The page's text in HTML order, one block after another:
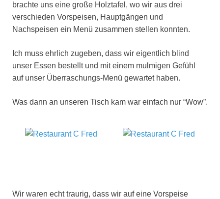
brachte uns eine große Holztafel, wo wir aus drei
verschieden Vorspeisen, Hauptgängen und
Nachspeisen ein Menü zusammen stellen konnten.
Ich muss ehrlich zugeben, dass wir eigentlich blind
unser Essen bestellt und mit einem mulmigen Gefühl
auf unser Überraschungs-Menü gewartet haben.
Was dann an unseren Tisch kam war einfach nur “Wow”.
Wir waren echt traurig, dass wir auf eine Vorspeise